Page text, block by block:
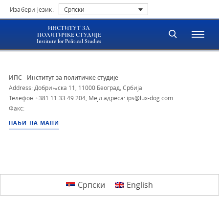
Изабери језик: Српски
ИНСТИТУТ ЗА
ПОЛИТИЧКЕ СТУДИЈЕ
Institute for Political Studies
ИПС - Институт за политичке студије
Address: Добрињска 11, 11000 Београд, Србија
Телефон +381 11 33 49 204 Мејл адреса: ips@lux-dog.com
Факс:
НАЂИ НА МАПИ
Српски English